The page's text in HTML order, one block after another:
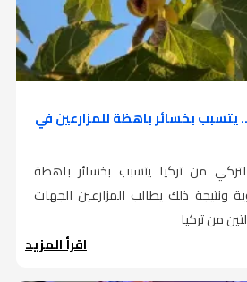
يتسبب بخسائر باهظة للمزارعين في
من تركيا يتسبب بخسائر باهظة
ونتيجة ذلك يطالب المزارعين الجهات
من تركيا
اقرأ المزيد